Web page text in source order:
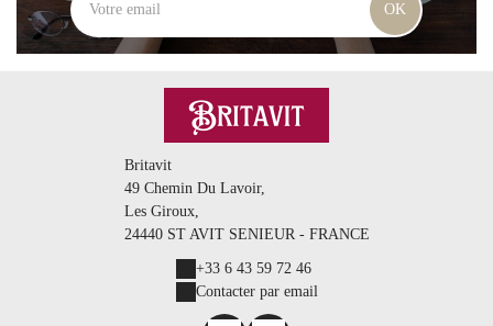
OK
Britavit
49 Chemin Du Lavoir,
Les Giroux,
24440 ST AVIT SENIEUR - FRANCE
+33 6 43 59 72 46
Contacter par email